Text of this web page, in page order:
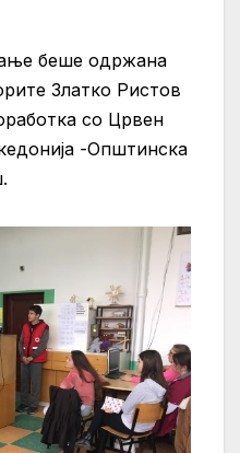
беше одржана
Златко Ристов
со Црвен
-Општинска